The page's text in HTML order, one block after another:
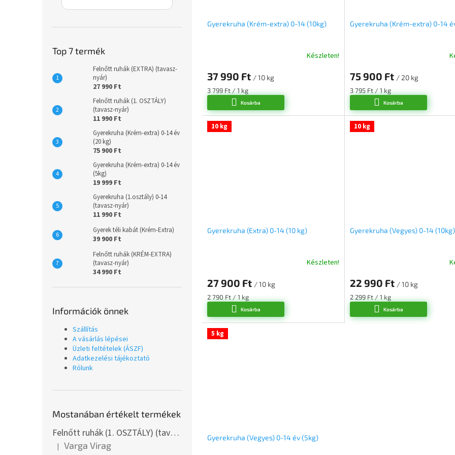
Top 7 termék
Felnőtt ruhák (EXTRA) (tavasz-
nyár)
27 990 Ft
Felnőtt ruhák (1. OSZTÁLY)
(tavasz-nyár)
11 990 Ft
Gyerekruha (Krém-extra) 0-14 év
(20 kg)
75 900 Ft
Gyerekruha (Krém-extra) 0-14 év
(5kg)
19 999 Ft
Gyerekruha (1.osztály) 0-14
(tavasz-nyár)
11 990 Ft
Gyerek téli kabát (Krém-Extra)
39 900 Ft
Felnőtt ruhák (KRÉM-EXTRA)
(tavasz-nyár)
34 990 Ft
Információk önnek
Szállítás
A vásárlás lépései
Üzleti feltételek (ÁSZF)
Adatkezelési tájékoztató
Rólunk
Mostanában értékelt termékek
Felnőtt ruhák (1. OSZTÁLY) (tavasz-nyár)
A termék értékelése 5-ből 5 csillag.
| Varga Virag
Gyerekruha (Krém-extra) 0-14 (10kg)
átlagos
értékelése
5-
5,0
csillag.
Készleten!
37 990 Ft / 10 kg
Egységár:
3 799 Ft / 1 kg
Kosárba
Gyerekruha (Krém-extra) 0-14
átlagos
értékelése
5-
5,0
csillag.
75 900 Ft / 20 kg
Egységár:
3 795 Ft / 1 kg
Kosárba
10 kg
Gyerekruha (Extra) 0-14 (10 kg)
átlagos
értékelése
5-
5,0
csillag.
Készleten!
27 900 Ft / 10 kg
Egységár:
2 790 Ft / 1 kg
Kosárba
10 kg
Gyerekruha (Vegyes) 0-14 (10kg)
átlagos
értékelése
5-
5,0
22 990 Ft / 10 kg
Egységár:
2 299 Ft / 1 kg
Kosárba
5 kg
Gyerekruha (Vegyes) 0-14 év (5kg)